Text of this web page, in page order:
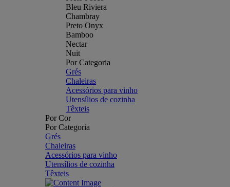
Bleu Riviera
Chambray
Preto Onyx
Bamboo
Nectar
Nuit
Por Categoria
Grés
Chaleiras
Acessórios para vinho
Utensílios de cozinha
Têxteis
Por Cor
Por Categoria
Grés
Chaleiras
Acessórios para vinho
Utensílios de cozinha
Têxteis